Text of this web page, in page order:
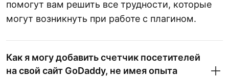
помогут вам решить все трудности, которые
могут возникнуть при работе с плагином.
Как я могу добавить счетчик посетителей
на свой сайт GoDaddy, не имея опыта